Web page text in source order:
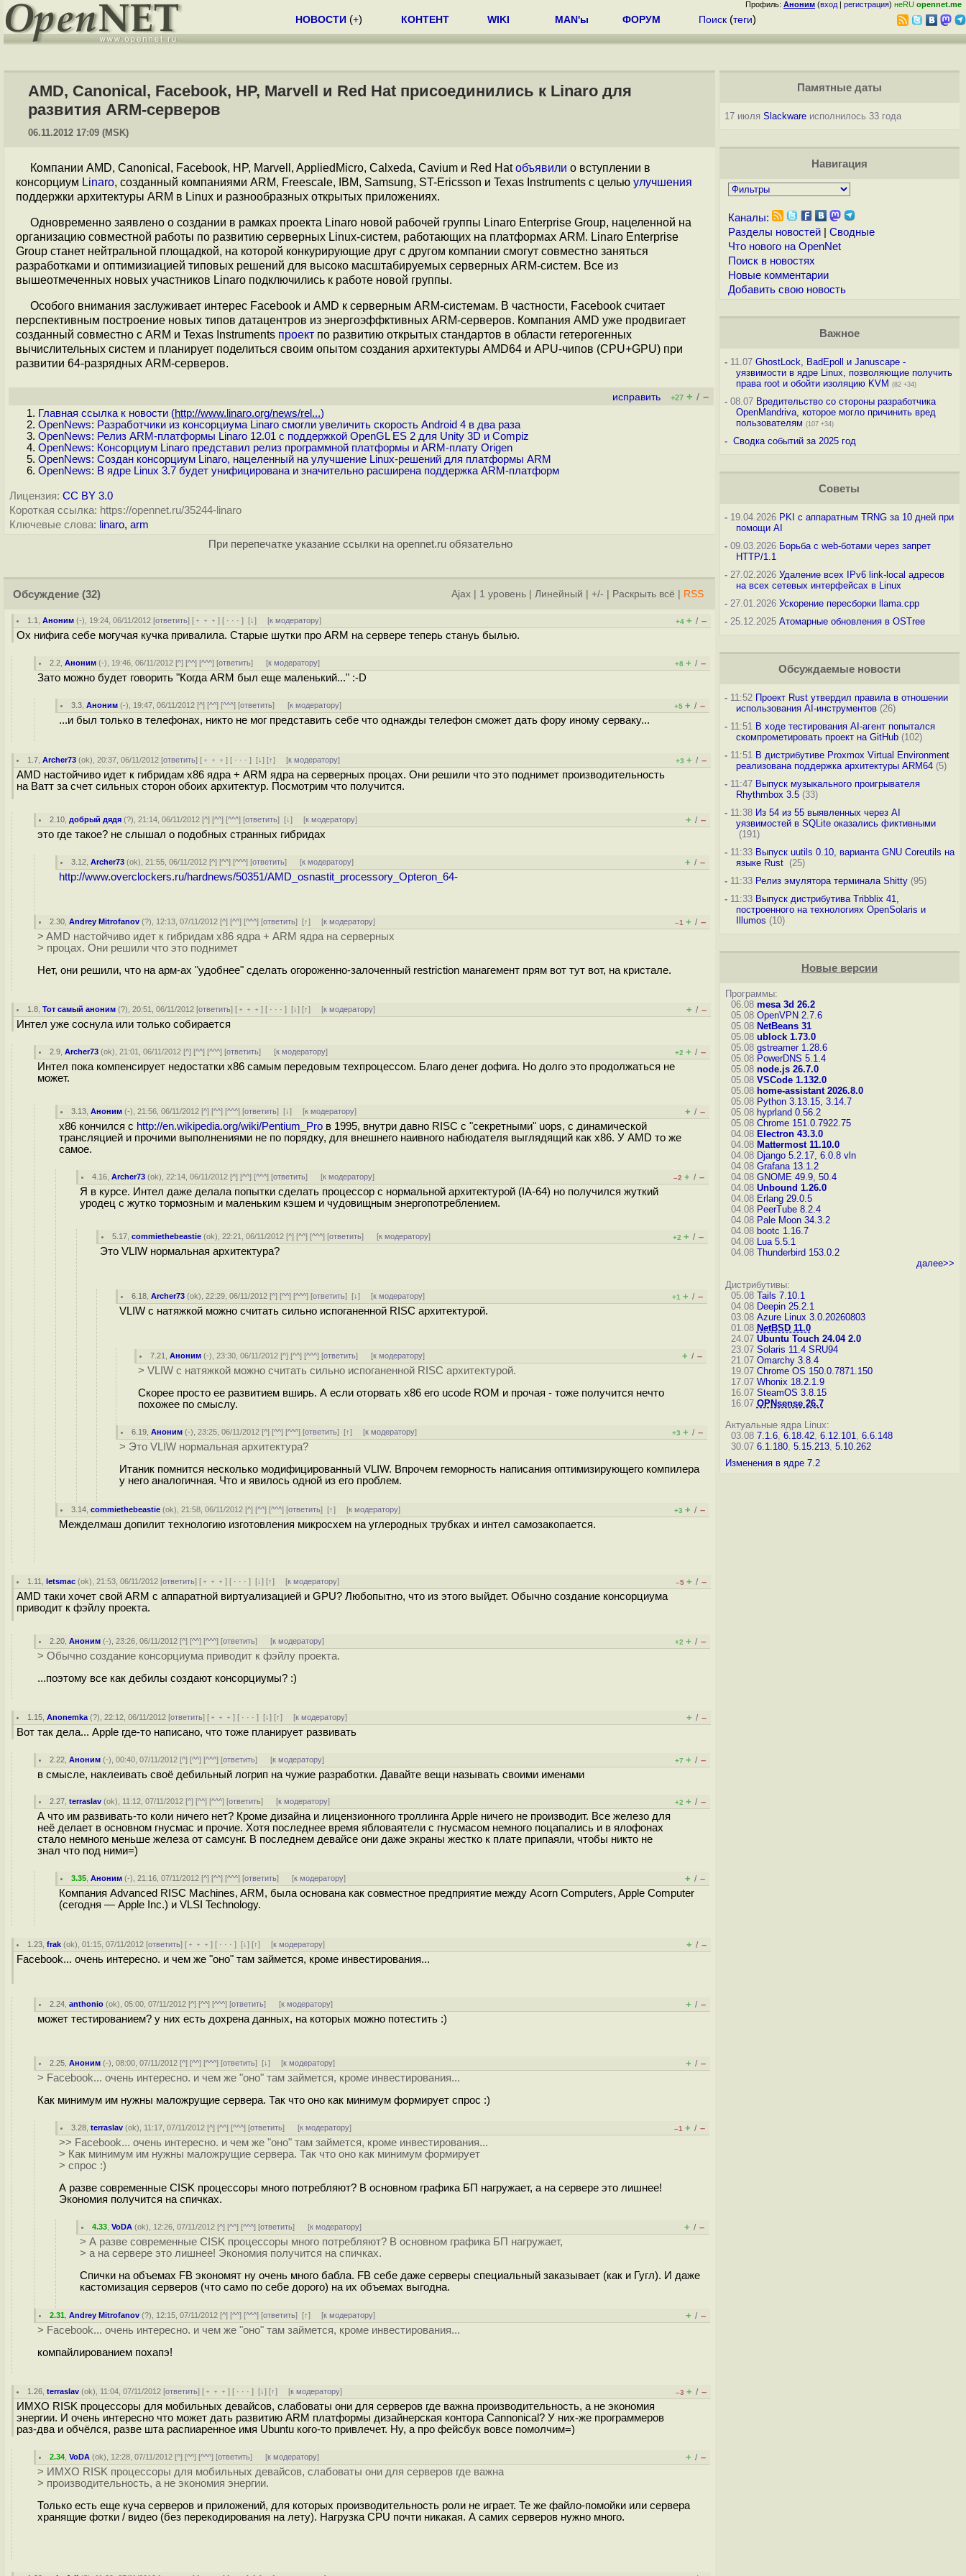
Профиль: Аноним (вход | регистрация) неRU opennet.me
НОВОСТИ (+) КОНТЕНТ WIKI MAN'ы ФОРУМ Поиск (теги)
AMD, Canonical, Facebook, HP, Marvell и Red Hat присоединились к Linaro для
развития ARM-серверов
06.11.2012 17:09 (MSK)
Компании AMD, Canonical, Facebook, HP, Marvell, AppliedMicro, Calxeda, Cavium и Red Hatобъявили о вступлении в
консорциум Linaro, созданный компаниями ARM, Freescale, IBM, Samsung, ST-Ericsson и Texas Instruments с целью улучшения
поддержки архитектуры ARM в Linux и разнообразных открытых приложениях.
Одновременно заявлено о создании в рамках проекта Linaro новой рабочей группы Linaro Enterprise Group, нацеленной на
организацию совместной работы по развитию серверных Linux-систем, работающих на платформах ARM. Linaro Enterprise
Group станет нейтральной площадкой, на которой конкурирующие друг с другом компании смогут совместно заняться
разработками и оптимизиацией типовых решений для высоко масштабируемых серверных ARM-систем. Все из
вышеотмеченных новых участников Linaro подключились к работе новой группы.
Особого внимания заслуживает интерес Facebook и AMD к серверным ARM-системам. В частности, Facebook считает
перспективным построение новых типов датацентров из энергоэффктивных ARM-серверов. Компания AMD уже продвигает
созданный совместно с ARM и Texas Instruments проект по развитию открытых стандартов в области гетерогенных
вычислительных систем и планирует поделиться своим опытом создания архитектуры AMD64 и APU-чипов (CPU+GPU) при
развитии 64-разрядных ARM-серверов.
исправить +27 + / –
Главная ссылка к новости (http://www.linaro.org/news/rel...)
OpenNews: Разработчики из консорциума Linaro смогли увеличить скорость Android 4 в два раза
OpenNews: Релиз ARM-платформы Linaro 12.01 с поддержкой OpenGL ES 2 для Unity 3D и Compiz
OpenNews: Консорциум Linaro представил релиз программной платформы и ARM-плату Origen
OpenNews: Создан консорциум Linaro, нацеленный на улучшение Linux-решений для платформы ARM
OpenNews: В ядре Linux 3.7 будет унифицирована и значительно расширена поддержка ARM-платформ
Лицензия: CC BY 3.0
Короткая ссылка: https://opennet.ru/35244-linaro
Ключевые слова: linaro, arm
При перепечатке указание ссылки на opennet.ru обязательно
Обсуждение (32) Ajax 1 уровень Линейный +/- Раскрыть всё RSS
1.1 ,Аноним (-), 19:24, 06/11/2012 [ответить] [ ﹢﹢﹢] [ · · ·][↓] [к модератору] +4 + / –
Ох нифига себе могучая кучка привалила. Старые шутки про ARM на сервере теперь стануь былью.
2.2 ,Аноним (-), 19:46, 06/11/2012 [^] [^^] [^^^] [ответить] [к модератору] +8 + / –
Зато можно будет говорить "Когда ARM был еще маленький..." :-D
3.3 ,Аноним (-), 19:47, 06/11/2012 [^] [^^] [^^^] [ответить] [к модератору] +5 + / –
...и был только в телефонах, никто не мог представить себе что однажды телефон сможет дать фору иному серваку...
1.7 ,Archer73 (ok), 20:37, 06/11/2012 [ответить] [ ﹢﹢﹢] [ · · ·][↓] [↑] [к модератору] +3 + / –
AMD настойчиво идет к гибридам x86 ядра + ARM ядра на серверных процах. Они решили что это поднимет производительность
на Ватт за счет сильных сторон обоих архитектур. Посмотрим что получится.
2.10 добрый дядя (?), 21:14, 06/11/2012 [^] [^^] [^^^] [ответить][↓] [к модератору] + / –
это где такое? не слышал о подобных странных гибридах
3.12 ,Archer73 (ok), 21:55, 06/11/2012 [^] [^^] [^^^] [ответить] [к модератору] + / –
http://www.overclockers.ru/hardnews/50351/AMD_osnastit_processory_Opteron_64-
2.30 ,Andrey Mitrofanov (?), 12:13, 07/11/2012 [^] [^^] [^^^] [ответить][↑] [к модератору] –1 + / –
> AMD настойчиво идет к гибридам x86 ядра + ARM ядра на серверных
> процах. Они решили что это поднимет
Нет, они решили, что на арм-ах "удобнее" сделать огороженно-залоченный restriction манагемент прям вот тут вот, на кристале.
1.8 ,Тот самый аноним (?), 20:51, 06/11/2012 [ответить] [ ﹢﹢﹢] [ · · ·][↓] [↑] [к модератору] + / –
Интел уже соснула или только собирается
2.9 ,Archer73 (ok), 21:01, 06/11/2012 [^] [^^] [^^^] [ответить] [к модератору] +2 + / –
Интел пока компенсирует недостатки x86 самым передовым техпроцессом. Благо денег дофига. Но долго это продолжаться не
может.
3.13 ,Аноним (-), 21:56, 06/11/2012 [^] [^^] [^^^] [ответить][↓] [к модератору] + / –
x86 кончился с http://en.wikipedia.org/wiki/Pentium_Pro в 1995, внутри давно RISC с "секретными" uops, с динамической
трансляцией и прочими выполнениями не по порядку, для внешнего наивного набюдателя выглядящий как x86. У AMD то же
самое.
4.16 ,Archer73 (ok), 22:14, 06/11/2012 [^] [^^] [^^^] [ответить] [к модератору] –2 + / –
Я в курсе. Интел даже делала попытки сделать процессор с нормальной архитектурой (IA-64) но получился жуткий
уродец с жутко тормозным и маленьким кэшем и чудовищным энергопотреблением.
5.17 ,commiethebeastie (ok), 22:21, 06/11/2012 [^] [^^] [^^^] [ответить] [к модератору] +2 + / –
Это VLIW нормальная архитектура?
6.18 ,Archer73 (ok), 22:29, 06/11/2012 [^] [^^] [^^^] [ответить][↓] [к модератору] +1 + / –
VLIW с натяжкой можно считать сильно испоганенной RISC архитектурой.
7.21 ,Аноним (-), 23:30, 06/11/2012 [^] [^^] [^^^] [ответить] [к модератору] + / –
> VLIW с натяжкой можно считать сильно испоганенной RISC архитектурой.
Скорее просто ее развитием вширь. А если оторвать х86 его ucode ROM и прочая - тоже получится нечто
похожее по смыслу.
6.19 ,Аноним (-), 23:25, 06/11/2012 [^] [^^] [^^^] [ответить][↑] [к модератору] +3 + / –
> Это VLIW нормальная архитектура?
Итаник помнится несколько модифицированный VLIW. Впрочем геморность написания оптимизирующего компилера
у него аналогичная. Что и явилось одной из его проблем.
3.14 ,commiethebeastie (ok), 21:58, 06/11/2012 [^] [^^] [^^^] [ответить][↑] [к модератору] +3 + / –
Межделмаш допилит технологию изготовления микросхем на углеродных трубках и интел самозакопается.
1.11 ,letsmac (ok), 21:53, 06/11/2012 [ответить] [ ﹢﹢﹢] [ · · ·][↓] [↑] [к модератору] –5 + / –
AMD таки хочет свой ARM с аппаратной виртуализацией и GPU? Любопытно, что из этого выйдет. Обычно создание консорциума
приводит к фэйлу проекта.
2.20 ,Аноним (-), 23:26, 06/11/2012 [^] [^^] [^^^] [ответить] [к модератору] +2 + / –
> Обычно создание консорциума приводит к фэйлу проекта.
...поэтому все как дебилы создают консорциумы? :)
1.15 ,Anonemka (?), 22:12, 06/11/2012 [ответить] [ ﹢﹢﹢] [ · · ·][↓] [↑] [к модератору] + / –
Вот так дела... Apple где-то написано, что тоже планирует развивать
2.22 ,Аноним (-), 00:40, 07/11/2012 [^] [^^] [^^^] [ответить] [к модератору] +7 + / –
в смысле, наклеивать своё дебильный логрип на чужие разработки. Давайте вещи называть своими именами
2.27 ,terraslav (ok), 11:12, 07/11/2012 [^] [^^] [^^^] [ответить] [к модератору] +2 + / –
А что им развивать-то коли ничего нет? Кроме дизайна и лицензионного троллинга Apple ничего не производит. Все железо для
неё делает в основном гнусмас и прочие. Хотя последнее время ябловаятели с гнусмасом немного поцапались и в ялофонах
стало немного меньше железа от самсунг. В последнем девайсе они даже экраны жестко к плате припаяли, чтобы никто не
знал что под ними=)
3.35 ,Аноним (-), 21:16, 07/11/2012 [^] [^^] [^^^] [ответить] [к модератору] + / –
Компания Advanced RISC Machines, ARM, была основана как совместное предприятие между Acorn Computers, Apple Computer
(сегодня — Apple Inc.) и VLSI Technology.
1.23 ,frak (ok), 01:15, 07/11/2012 [ответить] [ ﹢﹢﹢] [ · · ·][↓] [↑] [к модератору] + / –
Facebook... очень интересно. и чем же "оно" там займется, кроме инвестирования...
2.24 ,anthonio (ok), 05:00, 07/11/2012 [^] [^^] [^^^] [ответить] [к модератору] + / –
может тестированием? у них есть дохрена данных, на которых можно потестить :)
2.25 ,Аноним (-), 08:00, 07/11/2012 [^] [^^] [^^^] [ответить][↓] [к модератору] + / –
> Facebook... очень интересно. и чем же "оно" там займется, кроме инвестирования...
Как минимум им нужны маложрущие сервера. Так что оно как минимум формирует спрос :)
3.28 ,terraslav (ok), 11:17, 07/11/2012 [^] [^^] [^^^] [ответить] [к модератору] –1 + / –
>> Facebook... очень интересно. и чем же "оно" там займется, кроме инвестирования...
> Как минимум им нужны маложрущие сервера. Так что оно как минимум формирует
> спрос :)
А разве современные CISK процессоры много потребляют? В основном графика БП нагружает, а на сервере это лишнее!
Экономия получится на спичках.
4.33 ,VoDA (ok), 12:26, 07/11/2012 [^] [^^] [^^^] [ответить] [к модератору] + / –
> А разве современные CISK процессоры много потребляют? В основном графика БП нагружает,
> а на сервере это лишнее! Экономия получится на спичках.
Спички на объемах FB экономят ну очень много бабла. FB себе даже серверы специальный заказывает (как и Гугл). И даже
кастомизация серверов (что само по себе дорого) на их объемах выгодна.
2.31 ,Andrey Mitrofanov (?), 12:15, 07/11/2012 [^] [^^] [^^^] [ответить][↑] [к модератору] + / –
> Facebook... очень интересно. и чем же "оно" там займется, кроме инвестирования...
компайлированием похапэ!
1.26 ,terraslav (ok), 11:04, 07/11/2012 [ответить] [ ﹢﹢﹢] [ · · ·][↓] [↑] [к модератору] –3 + / –
ИМХО RISK процессоры для мобильных девайсов, слабоваты они для серверов где важна производительность, а не экономия
энергии. И очень интересно что может дать развитию ARM платформы дизайнерская контора Cannonical? У них-же программеров
раз-два и обчёлся, разве шта распиаренное имя Ubuntu кого-то привлечет. Ну, а про фейсбук вовсе помолчим=)
2.34 ,VoDA (ok), 12:28, 07/11/2012 [^] [^^] [^^^] [ответить] [к модератору] + / –
> ИМХО RISK процессоры для мобильных девайсов, слабоваты они для серверов где важна
> производительность, а не экономия энергии.
Только есть еще куча серверов и приложений, для которых производительность роли не играет. Те же файло-помойки или сервера
хранящие фотки / видео (без перекодирования на лету). Нагрузка CPU почти никакая. А самих серверов нужно много.
Памятные даты
17 июля Slackwareисполнилось 33 года
Навигация
Каналы:
Разделы новостей| Сводные
Что нового на OpenNet
Поиск в новостях
Новые комментарии
Добавить свою новость
Важное
-11.07 GhostLock, BadEpoll и Januscape -
уязвимости в ядре Linux, позволяющие получить
права root и обойти изоляцию KVM (82 +34)
-08.07 Вредительство со стороны разработчика
OpenMandriva, которое могло причинить вред
пользователям (107 +34)
- Сводка событий за 2025 год
Советы
-19.04.2026 PKI с аппаратным TRNG за 10 дней при
помощи AI
-09.03.2026 Борьба с web-ботами через запрет
HTTP/1.1
-27.02.2026 Удаление всех IPv6 link-local адресов
на всех сетевых интерфейсах в Linux
-27.01.2026 Ускорение пересборки llama.cpp
-25.12.2025 Атомарные обновления в OSTree
Обсуждаемые новости
-11:52 Проект Rust утвердил правила в отношении
использования AI-инструментов(26)
-11:51 В ходе тестирования AI-агент попытался
скомпрометировать проект на GitHub(102)
-11:51 В дистрибутиве Proxmox Virtual Environment
реализована поддержка архитектуры ARM64(5)
-11:47 Выпуск музыкального проигрывателя
Rhythmbox 3.5(33)
-11:38 Из 54 из 55 выявленных через AI
уязвимостей в SQLite оказались фиктивными
(191)
-11:33 Выпуск uutils 0.10, варианта GNU Coreutils на
языке Rust (25)
-11:33 Релиз эмулятора терминала Shitty(95)
-11:33 Выпуск дистрибутива Tribblix 41,
построенного на технологиях OpenSolaris и
Illumos (10)
Новые версии
Программы:
06.08 mesa 3d 26.2
05.08 OpenVPN 2.7.6
05.08 NetBeans 31
05.08 ublock 1.73.0
05.08 gstreamer 1.28.6
05.08 PowerDNS 5.1.4
05.08 node.js 26.7.0
05.08 VSCode 1.132.0
05.08 home-assistant 2026.8.0
05.08 Python 3.13.15, 3.14.7
05.08 hyprland 0.56.2
05.08 Chrome 151.0.7922.75
04.08 Electron 43.3.0
04.08 Mattermost 11.10.0
04.08 Django 5.2.17, 6.0.8 vln
04.08 Grafana 13.1.2
04.08 GNOME 49.9, 50.4
04.08 Unbound 1.26.0
04.08 Erlang 29.0.5
04.08 PeerTube 8.2.4
04.08 Pale Moon 34.3.2
04.08 bootc 1.16.7
04.08 Lua 5.5.1
04.08 Thunderbird 153.0.2
далее>>
Дистрибутивы:
05.08 Tails 7.10.1
04.08 Deepin 25.2.1
03.08 Azure Linux 3.0.20260803
01.08 NetBSD 11.0
24.07 Ubuntu Touch 24.04 2.0
23.07 Solaris 11.4 SRU94
21.07 Omarchy 3.8.4
19.07 Chrome OS 150.0.7871.150
17.07 Whonix 18.2.1.9
16.07 SteamOS 3.8.15
16.07 OPNsense 26.7
Актуальные ядра Linux:
03.08 7.1.6, 6.18.42, 6.12.101, 6.6.148
30.07 6.1.180, 5.15.213, 5.10.262
Изменения в ядре 7.2